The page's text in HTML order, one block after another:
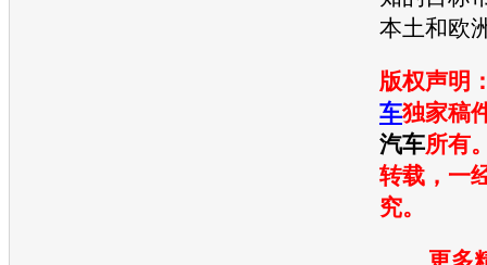
本土和欧
版权声明
车独家稿
汽车所有
转载，一
究。